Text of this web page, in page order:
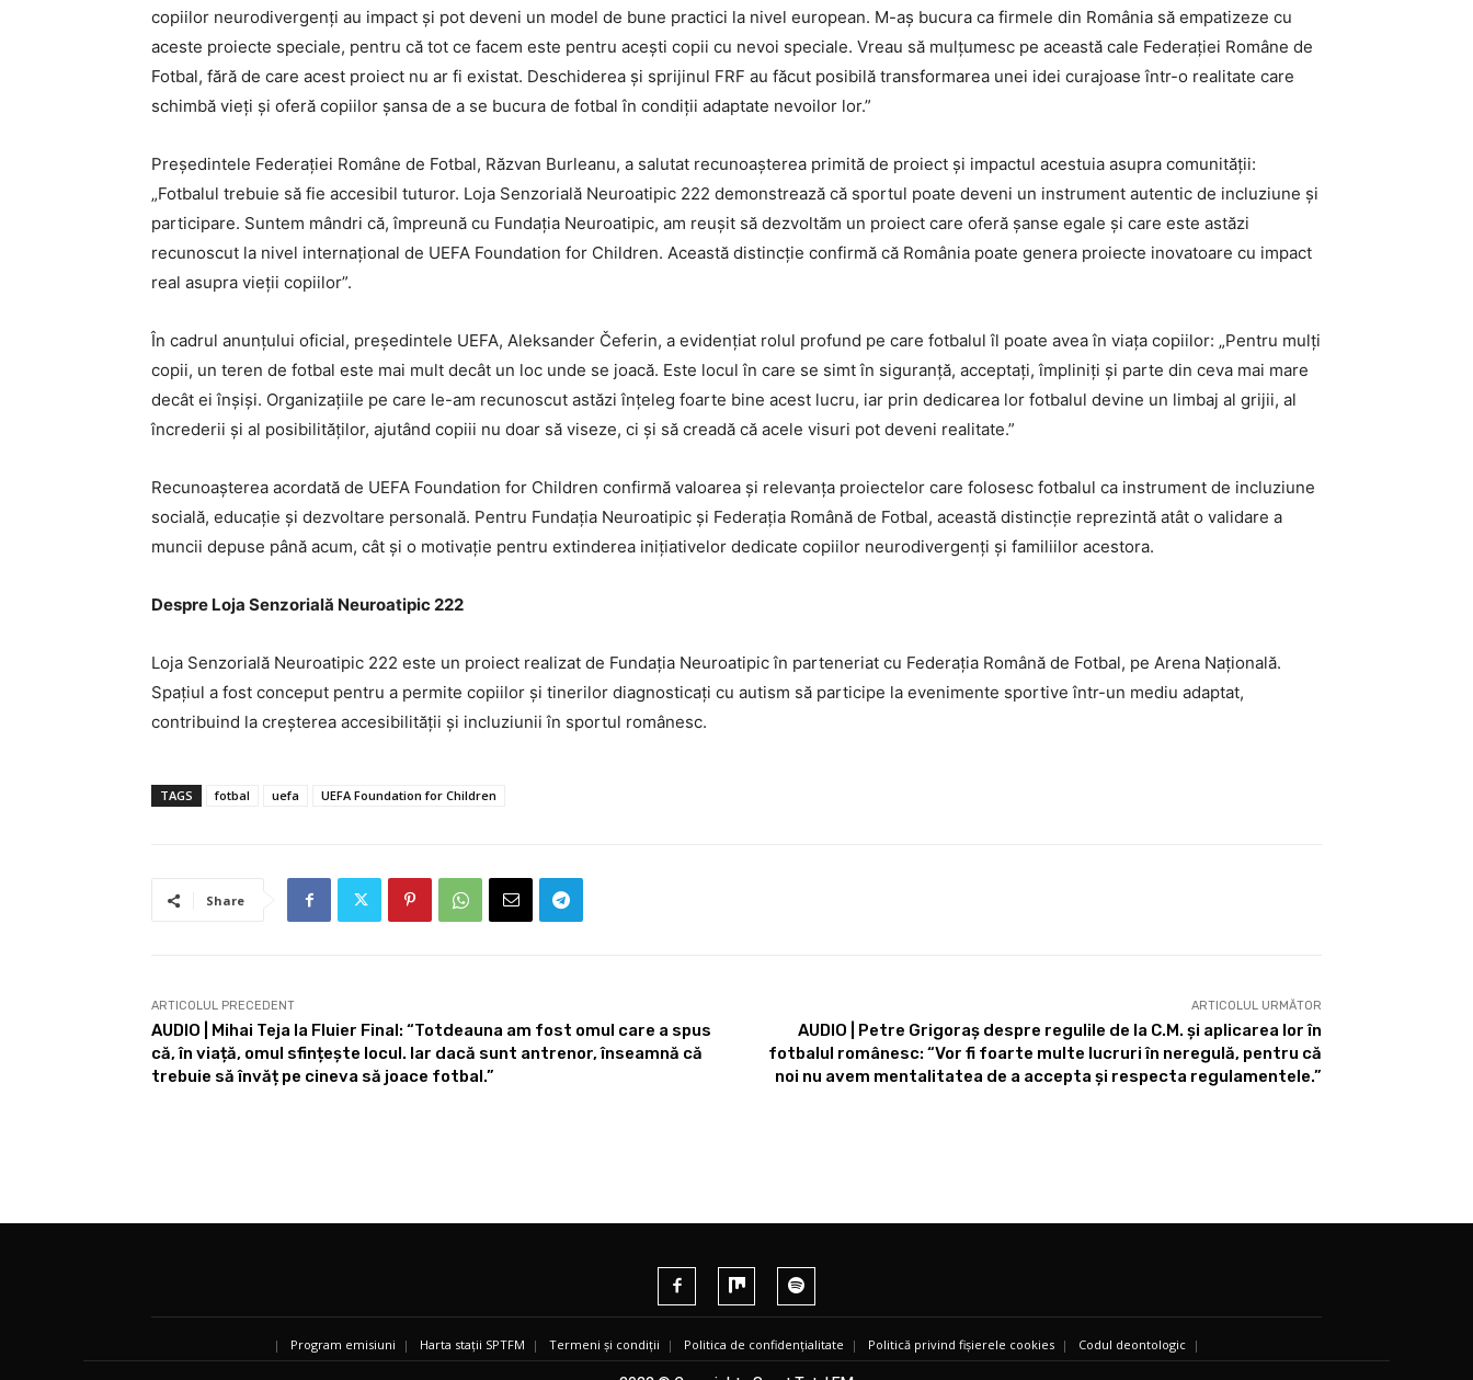
copiilor neurodivergenți au impact și pot deveni un model de bune practici la nivel european. M-aș bucura ca firmele din România să empatizeze cu
aceste proiecte speciale, pentru că tot ce facem este pentru acești copii cu nevoi speciale. Vreau să mulțumesc pe această cale Federației Române de
Fotbal, fără de care acest proiect nu ar fi existat. Deschiderea și sprijinul FRF au făcut posibilă transformarea unei idei curajoase într-o realitate care
schimbă vieți și oferă copiilor șansa de a se bucura de fotbal în condiții adaptate nevoilor lor.”
Președintele Federației Române de Fotbal, Răzvan Burleanu, a salutat recunoașterea primită de proiect și impactul acestuia asupra comunității:
„Fotbalul trebuie să fie accesibil tuturor. Loja Senzorială Neuroatipic 222 demonstrează că sportul poate deveni un instrument autentic de incluziune și
participare. Suntem mândri că, împreună cu Fundația Neuroatipic, am reușit să dezvoltăm un proiect care oferă șanse egale și care este astăzi
recunoscut la nivel internațional de UEFA Foundation for Children. Această distincție confirmă că România poate genera proiecte inovatoare cu impact
real asupra vieții copiilor”.
În cadrul anunțului oficial, președintele UEFA, Aleksander Čeferin, a evidențiat rolul profund pe care fotbalul îl poate avea în viața copiilor: „Pentru mulți
copii, un teren de fotbal este mai mult decât un loc unde se joacă. Este locul în care se simt în siguranță, acceptați, împliniți și parte din ceva mai mare
decât ei înșiși. Organizațiile pe care le-am recunoscut astăzi înțeleg foarte bine acest lucru, iar prin dedicarea lor fotbalul devine un limbaj al grijii, al
încrederii și al posibilităților, ajutând copiii nu doar să viseze, ci și să creadă că acele visuri pot deveni realitate.”
Recunoașterea acordată de UEFA Foundation for Children confirmă valoarea și relevanța proiectelor care folosesc fotbalul ca instrument de incluziune
socială, educație și dezvoltare personală. Pentru Fundația Neuroatipic și Federația Română de Fotbal, această distincție reprezintă atât o validare a
muncii depuse până acum, cât și o motivație pentru extinderea inițiativelor dedicate copiilor neurodivergenți și familiilor acestora.
Despre Loja Senzorială Neuroatipic 222
Loja Senzorială Neuroatipic 222 este un proiect realizat de Fundația Neuroatipic în parteneriat cu Federația Română de Fotbal, pe Arena Națională.
Spațiul a fost conceput pentru a permite copiilor și tinerilor diagnosticați cu autism să participe la evenimente sportive într-un mediu adaptat,
contribuind la creșterea accesibilității și incluziunii în sportul românesc.
TAGS fotbal uefa UEFA Foundation for Children
Share
ARTICOLUL PRECEDENT
AUDIO | Mihai Teja la Fluier Final: “Totdeauna am fost omul care a spus
că, în viață, omul sfințește locul. Iar dacă sunt antrenor, înseamnă că
trebuie să învăț pe cineva să joace fotbal.”
ARTICOLUL URMĂTOR
AUDIO | Petre Grigoraș despre regulile de la C.M. și aplicarea lor în
fotbalul românesc: “Vor fi foarte multe lucruri în neregulă, pentru că
noi nu avem mentalitatea de a accepta și respecta regulamentele.”
| Program emisiuni | Harta stații SPTFM | Termeni și condiții | Politica de confidențialitate | Politică privind fișierele cookies | Codul deontologic |